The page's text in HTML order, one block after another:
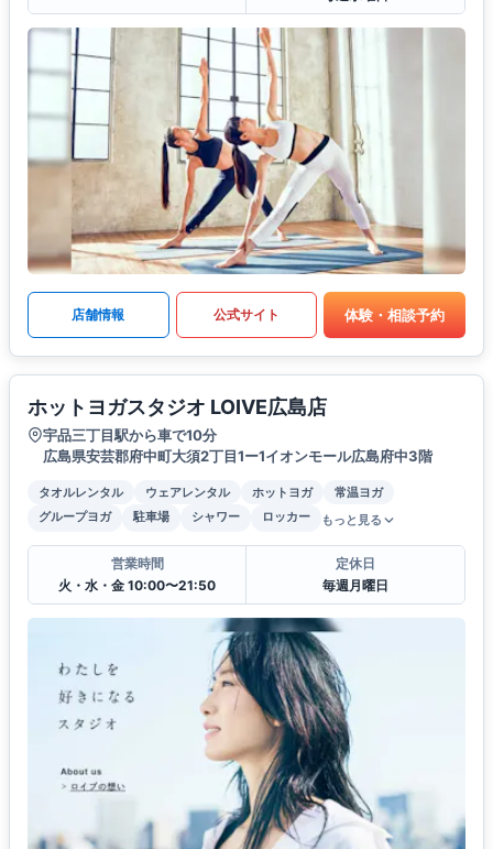
店舗情報 公式サイト 体験・相談予約
ホットヨガスタジオ LOIVE広島店
宇品三丁目駅から車で10分
広島県安芸郡府中町大須2丁目1ー1イオンモール広島府中3階
タオルレンタル ウェアレンタル ホットヨガ
常温ヨガ
グループヨガ
駐車場 シャワー ロッカー もっと見る
営業時間
火・水・金 10:00〜21:50
定休日
毎週月曜日